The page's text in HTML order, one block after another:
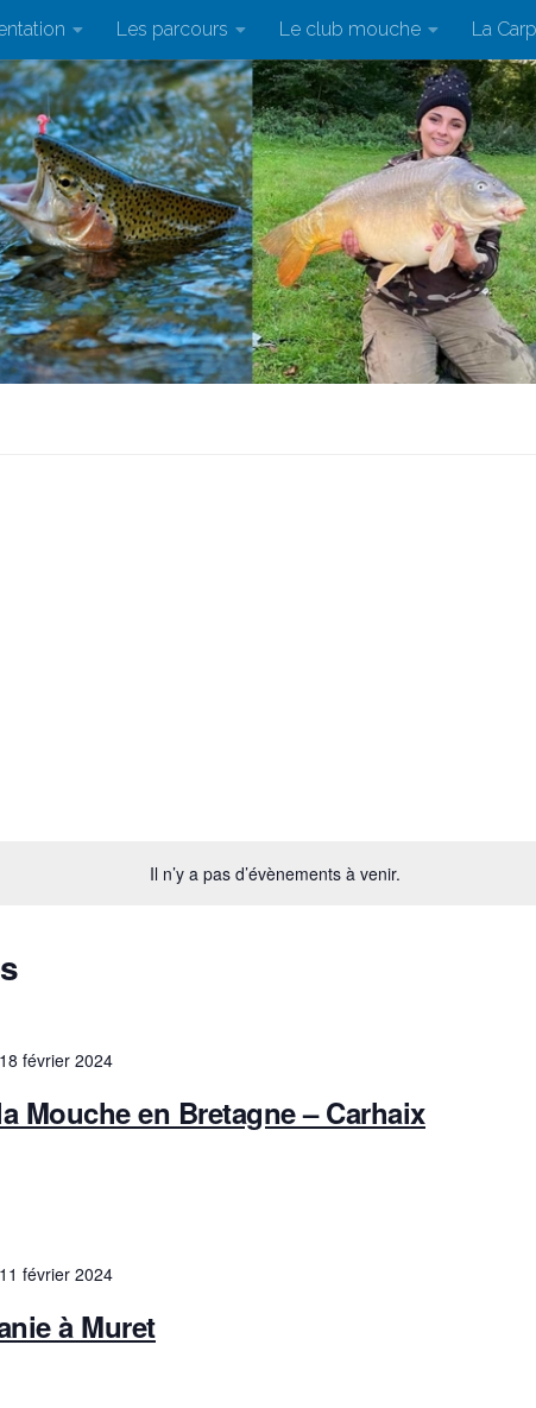
Les parcours Le club mouche La
Il n’y a pas d’évènements à venir.
18 février 2024
Mouche en Bretagne – Carhaix
11 février 2024
à Muret